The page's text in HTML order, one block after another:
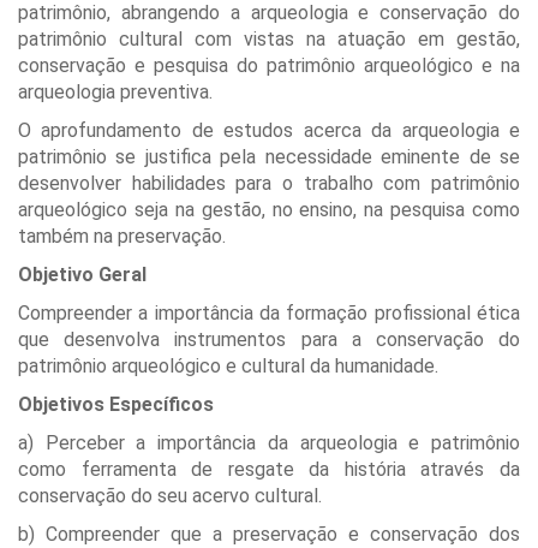
patrimônio, abrangendo a arqueologia e conservação do
patrimônio cultural com vistas na atuação em gestão,
conservação e pesquisa do patrimônio arqueológico e na
arqueologia preventiva.
O aprofundamento de estudos acerca da arqueologia e
patrimônio se justifica pela necessidade eminente de se
desenvolver habilidades para o trabalho com patrimônio
arqueológico seja na gestão, no ensino, na pesquisa como
também na preservação.
Objetivo Geral
Compreender a importância da formação profissional ética
que desenvolva instrumentos para a conservação do
patrimônio arqueológico e cultural da humanidade.
Objetivos Específicos
a) Perceber a importância da arqueologia e patrimônio
como ferramenta de resgate da história através da
conservação do seu acervo cultural.
b) Compreender que a preservação e conservação dos